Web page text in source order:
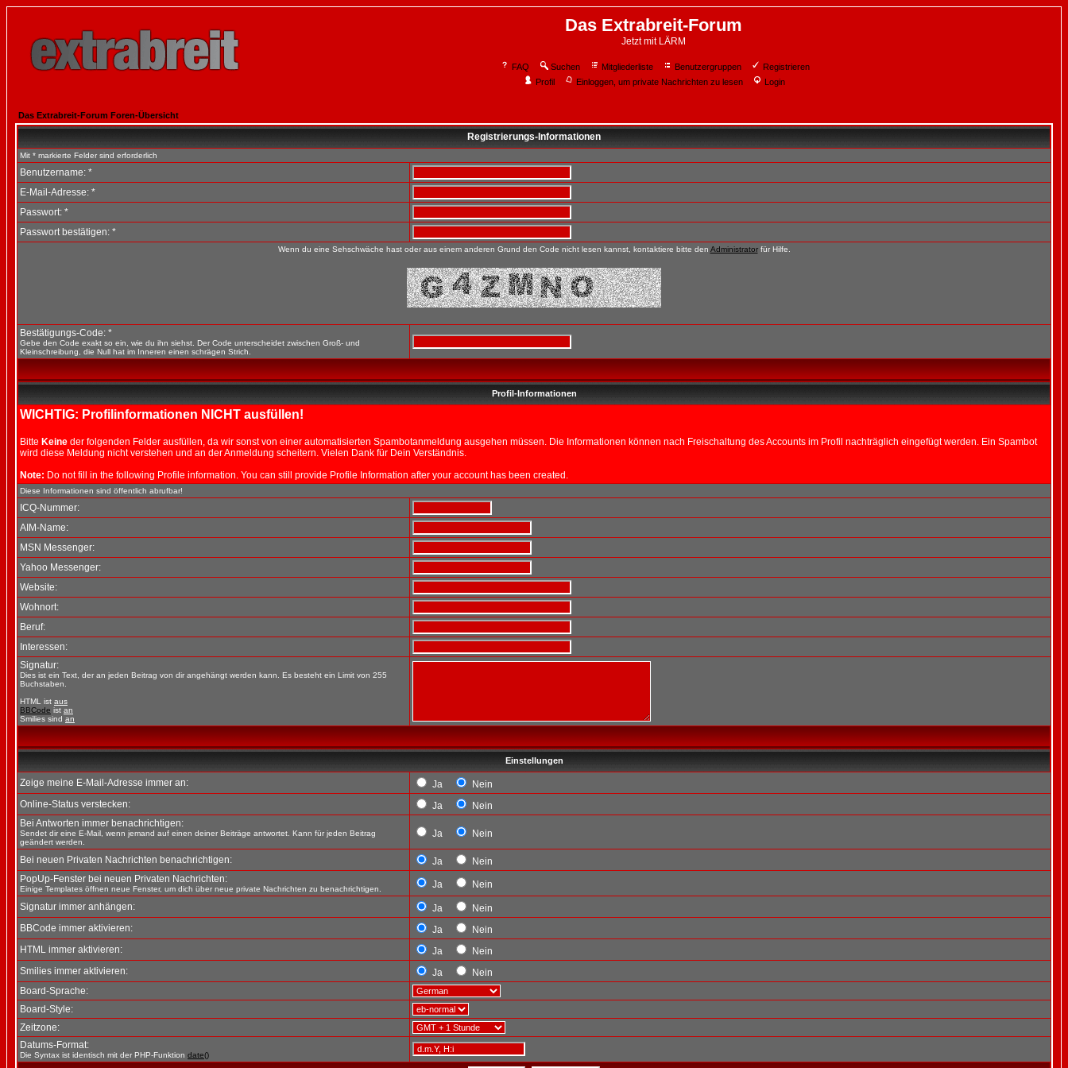
Das Extrabreit-Forum
Jetzt mit LÄRM
FAQ Suchen Mitgliederliste Benutzergruppen
Registrieren
Profil
Einloggen, um private Nachrichten zu lesen Login
Das Extrabreit-Forum Foren-Übersicht
Registrierungs-Informationen
Mit * markierte Felder sind erforderlich
Benutzername: *
E-Mail-Adresse: *
Passwort: *
Passwort bestätigen: *
Wenn du eine Sehschwäche hast oder aus einem anderen Grund den Code nicht lesen kannst, kontaktiere bitte den Administratorfür Hilfe.
Bestätigungs-Code: *
Gebe den Code exakt so ein, wie du ihn siehst. Der Code unterscheidet zwischen Groß- und
Kleinschreibung, die Null hat im Inneren einen schrägen Strich.
Profil-Informationen
WICHTIG: Profilinformationen NICHT ausfüllen!
Bitte Keine der folgenden Felder ausfüllen, da wir sonst von einer automatisierten Spambotanmeldung ausgehen müssen. Die Informationen können nach Freischaltung des Accounts im Profil nachträglich eingefügt werden. Ein Spambot
wird diese Meldung nicht verstehen und an der Anmeldung scheitern. Vielen Dank für Dein Verständnis.
Note: Do not fill in the following Profile information. You can still provide Profile Information after your account has been created.
Diese Informationen sind öffentlich abrufbar!
ICQ-Nummer:
AIM-Name:
MSN Messenger:
Yahoo Messenger:
Website:
Wohnort:
Beruf:
Interessen:
Signatur:
Dies ist ein Text, der an jeden Beitrag von dir angehängt werden kann. Es besteht ein Limit von 255
Buchstaben.
HTML ist aus
BBCode ist an
Smilies sind an
Einstellungen
Zeige meine E-Mail-Adresse immer an: Ja
Nein
Online-Status verstecken:
Ja
Nein
Bei Antworten immer benachrichtigen:
Sendet dir eine E-Mail, wenn jemand auf einen deiner Beiträge antwortet. Kann für jeden Beitrag
geändert werden.
Ja Nein
Bei neuen Privaten Nachrichten benachrichtigen: Ja
Nein
PopUp-Fenster bei neuen Privaten Nachrichten:
Einige Templates öffnen neue Fenster, um dich über neue private Nachrichten zu benachrichtigen. Ja
Nein
Signatur immer anhängen:
Ja
Nein
BBCode immer aktivieren:
Ja
Nein
HTML immer aktivieren:
Ja
Nein
Smilies immer aktivieren:
Ja
Nein
Board-Sprache:
Board-Style:
Zeitzone:
Datums-Format:
Die Syntax ist identisch mit der PHP-Funktion date()